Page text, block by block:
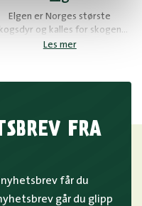
Elgen er Norges største
og kalles for skogens
Det er nok størrelsen som
opplevelse.
Les mer
FRA
får du
går du glipp